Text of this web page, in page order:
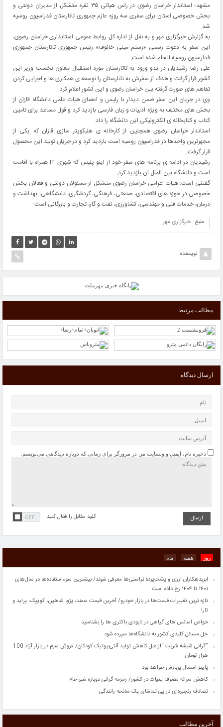
مشهد- استاندار خراسان رضوی در راس هیاتی ۳۵ نفره متشکل از مدیران دولتی و
بخش خصوصی استان برای سفری سه روزه عازم جمهوری تاتارستان فدراسیون روسیه
شد.
به گزارش خبرگزاری مهر و به نقل از اداره کل روابط عمومی استانداری خراسان رضوی،
این سفر به دعوت رسمی «رستم مینی خانوف» رئیس جمهوری تاتارستان جمهوری
فدارسیون روسیه انجام شده است.
علی رضا رشیدیان در بدو ورود به تاتارستان مورد استقبال معاون نخست وزیر این
کشور قرار گرفت و هدف از سفرش به تاتارستان را توسعه ی همکاری ها و اجرایی کردن
تفاهم های صورت گرفته بین خراسان رضوی و این کشور اعلام کرد.
وی در جریان این سفر ضمن دیدار با رئیس و اعضای هیات علمی دانشگاه قازان از
بخش های مختلف به ویژه ادبیات و زبان فارسی بازدید کرد و قول مساعد برای تامین
کتاب و کتابخانه ی الکترونیکی این دانشگاه را داد.
استاندار خراسان رضوی همچنین از کارخانه ی هلیکوپتر سازی قازان که یکی از
مجهزترین واحدها در فدراسیون روسیه است بازدید کرد و در جریان تولید این محصول
قرار گرفت.
رشیدیان در ادامه ی برنامه های سفر خود از اینو پلیس که شهری IT همراه با اقامت
است و دانشگاه بین الملل آن بازدید کرد.
گفتنی است؛ هیات اعزامی خراسان رضوی متشکل از مسئولان دولتی و فعالان بخش
خصوصی در حوزه های اقتصادی، صنعتی، فرهنگی، گردشگری، دانشگاهی، بهداشت و
درمان، خدمات فنی و مهندسی، کشاورزی، نفت و گاز، تجارت و بازرگانی است.
منبع خبرگزاری مهر
نویسنده
مطالب مرتبط
ارسال دیدگاه
ذخیره نام، ایمیل و وبسایت من در مرورگر برای زمانی که دوباره دیدگاهی می‌نویسم.
کلید مقابل را فعال کنید
روز هفته ماه
پاییز امسال پربارش خواهد بود
طرح اولیه ایرباس از بالگردی با دوبال
ایران و چین در مورد مسائل منطقه ای اشتراک مواضع دارند
ابربدهکاران ارزی و پشت‌پرده تراستی‌ها معرفی شوند/ بیشترین سوءاستفاده‌ها در سال‌های
۱۴۰۱ تا ۱۴۰۴ رخ داده است
تازه ترین تغییرات قیمت‌ها در بازار خودرو/ آخرین قیمت سمند، پژو، شاهین، کوییک، پراید و
تارا
خواص اسانس های گیاهی در نابودی باکتری ها را بشناسید
حل مسائل کلیدی کشور به دانشگاه‌ها سپرده شود
“گرانی شیشه شربت “از علل کاهش تولید آنتی‌بیوتیک کودکان/ فروش سرم در بازار آزاد 100
هزار تومان
پاییز امسال پربارش خواهد بود
کاهش سرانه مصرف لبنیات در کشور/ زمزمه گرانی دوباره شیر خام
تصادف زنجیره‌ای در پی تماشای یک سانحه رانندگی
ایران و چین در مورد مسائل منطقه ای اشتراک مواضع دارند
آخرین مطالب